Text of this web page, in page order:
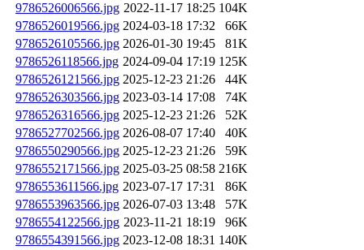
9786526006566.jpg 2022-11-17 18:25 104K
9786526019566.jpg 2024-03-18 17:32
66K
9786526105566.jpg 2026-01-30 19:45
81K
9786526118566.jpg 2024-09-04 17:19 125K
9786526121566.jpg 2025-12-23 21:26
44K
9786526303566.jpg 2023-03-14 17:08
74K
9786526316566.jpg 2025-12-23 21:26
52K
9786527702566.jpg 2026-08-07 17:40
40K
9786550290566.jpg 2025-12-23 21:26
59K
9786552171566.jpg 2025-03-25 08:58 216K
9786553611566.jpg 2023-07-17 17:31
86K
9786553963566.jpg 2026-07-03 13:48
57K
9786554122566.jpg 2023-11-21 18:19
96K
9786554391566.jpg 2023-12-08 18:31 140K